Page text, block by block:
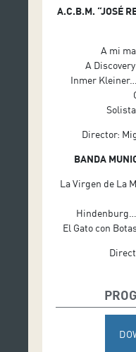
A.C.B.M. “JOSÉ
A mi
A
Inmer
Director:
BANDA
La Virgen de La
El Gato con